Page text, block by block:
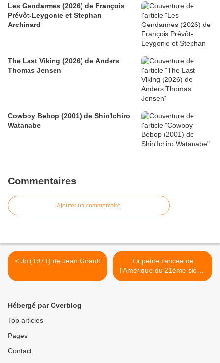
Les Gendarmes (2026) de François
Prévôt-Leygonie et Stephan
Archinard
The Last Viking (2026) de Anders
Thomas Jensen
Cowboy Bebop (2001) de Shin'Ichiro
Watanabe
Commentaires
Ajouter un commentaire
< Jo (1971) de Jean Girault
La petite fiancée de
l'Amérique du 21ème siècle
: Jennifer Lawrence >
Hébergé par Overblog
Top articles
Pages
Contact